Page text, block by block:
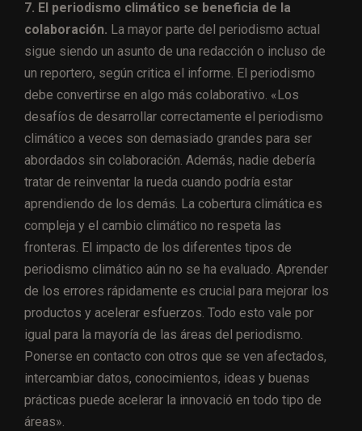
7. El periodismo climático se beneficia de la
colaboración. La mayor parte del periodismo actual
sigue siendo un asunto de una redacción o incluso de
un reportero, según critica el informe. El periodismo
debe convertirse en algo más colaborativo. «Los
desafíos de desarrollar correctamente el periodismo
climático a veces son demasiado grandes para ser
abordados sin colaboración. Además, nadie debería
tratar de reinventar la rueda cuando podría estar
aprendiendo de los demás. La cobertura climática es
compleja y el cambio climático no respeta las
fronteras. El impacto de los diferentes tipos de
periodismo climático aún no se ha evaluado. Aprender
de los errores rápidamente es crucial para mejorar los
productos y acelerar esfuerzos. Todo esto vale por
igual para la mayoría de las áreas del periodismo.
Ponerse en contacto con otros que se ven afectados,
intercambiar datos, conocimientos, ideas y buenas
prácticas puede acelerar la innovació en todo tipo de
áreas».